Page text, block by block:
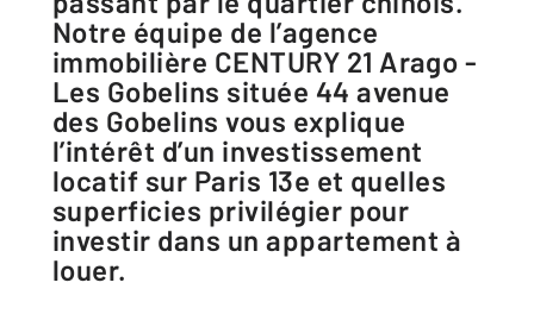
Notre équipe de l’agence
immobilière CENTURY 21 Arago -
Les Gobelins située 44 avenue
des Gobelins vous explique
l’intérêt d’un investissement
locatif sur Paris 13e et quelles
superficies privilégier pour
investir dans un appartement à
louer.